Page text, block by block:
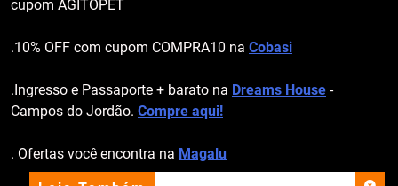
cupom AGITOPET
.10% OFF com cupom COMPRA10 na Cobasi
.Ingresso e Passaporte + barato na Dreams House -
Campos do Jordão. Compre aqui!
. Ofertas você encontra na Magalu